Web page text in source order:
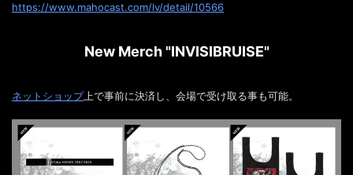
https://www.mahocast.com/lv/detail/10566
New Merch "INVISIBRUISE"
ネットショップ上で事前に決済し、会場で受け取る事も可能。